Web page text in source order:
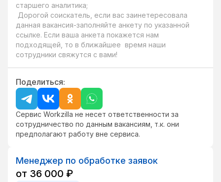
старшего аналитика;
данная вакансия-заполняйте анкету по указанной
ссылке. Если ваша анкета покажется нам
подходящей, то в ближайшее  время наши
сотрудники свяжутся с вами!
Поделиться:
Сервис Workzilla не несет ответственности за
сотрудничество по данным вакансиям, т.к. они
предполагают работу вне сервиса.
Менеджер по обработке заявок
от 36 000 ₽